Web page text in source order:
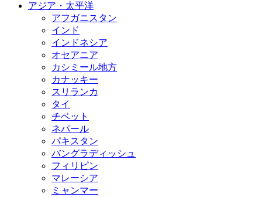
アジア・太平洋
アフガニスタン
インド
インドネシア
オセアニア
カシミール地方
カナッキー
スリランカ
タイ
チベット
ネパール
パキスタン
バングラディッシュ
フィリピン
マレーシア
ミャンマー